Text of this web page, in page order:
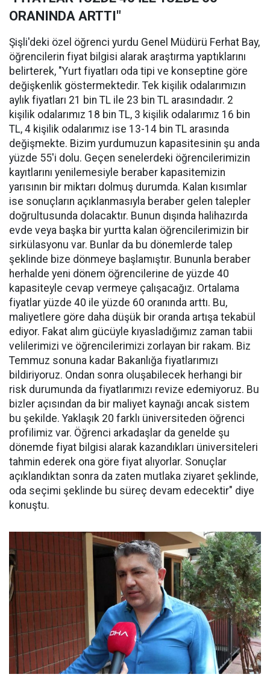
ORANINDA ARTTI"
Şişli'deki özel öğrenci yurdu Genel Müdürü Ferhat Bay,
öğrencilerin fiyat bilgisi alarak araştırma yaptıklarını
belirterek, "Yurt fiyatları oda tipi ve konseptine göre
değişkenlik göstermektedir. Tek kişilik odalarımızın
aylık fiyatları 21 bin TL ile 23 bin TL arasındadır. 2
kişilik odalarımız 18 bin TL, 3 kişilik odalarımız 16 bin
TL, 4 kişilik odalarımız ise 13-14 bin TL arasında
değişmekte. Bizim yurdumuzun kapasitesinin şu anda
yüzde 55'i dolu. Geçen senelerdeki öğrencilerimizin
kayıtlarını yenilemesiyle beraber kapasitemizin
yarısının bir miktarı dolmuş durumda. Kalan kısımlar
ise sonuçların açıklanmasıyla beraber gelen talepler
doğrultusunda dolacaktır. Bunun dışında halihazırda
evde veya başka bir yurtta kalan öğrencilerimizin bir
sirkülasyonu var. Bunlar da bu dönemlerde talep
şeklinde bize dönmeye başlamıştır. Bununla beraber
herhalde yeni dönem öğrencilerine de yüzde 40
kapasiteyle cevap vermeye çalışacağız. Ortalama
fiyatlar yüzde 40 ile yüzde 60 oranında arttı. Bu,
maliyetlere göre daha düşük bir oranda artışa tekabül
ediyor. Fakat alım gücüyle kıyasladığımız zaman tabii
velilerimizi ve öğrencilerimizi zorlayan bir rakam. Biz
Temmuz sonuna kadar Bakanlığa fiyatlarımızı
bildiriyoruz. Ondan sonra oluşabilecek herhangi bir
risk durumunda da fiyatlarımızı revize edemiyoruz. Bu
bizler açısından da bir maliyet kaynağı ancak sistem
bu şekilde. Yaklaşık 20 farklı üniversiteden öğrenci
profilimiz var. Öğrenci arkadaşlar da genelde şu
dönemde fiyat bilgisi alarak kazandıkları üniversiteleri
tahmin ederek ona göre fiyat alıyorlar. Sonuçlar
açıklandıktan sonra da zaten mutlaka ziyaret şeklinde,
oda seçimi şeklinde bu süreç devam edecektir" diye
konuştu.